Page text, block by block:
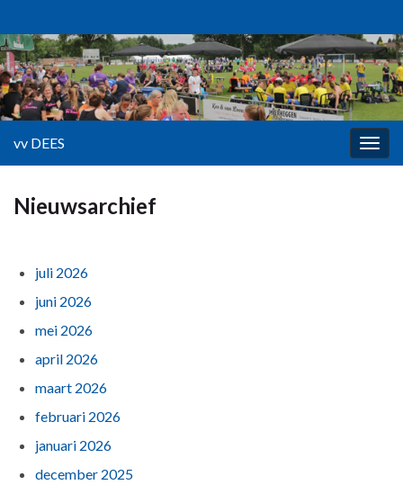
vv DEES
Nieuwsarchief
juli 2026
juni 2026
mei 2026
april 2026
maart 2026
februari 2026
januari 2026
december 2025